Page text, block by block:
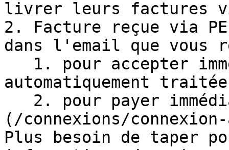
livrer leurs factures via
2. Facture reçue via
dans l'email que vous
automatiquement
(/connexions/
Plus besoin de taper